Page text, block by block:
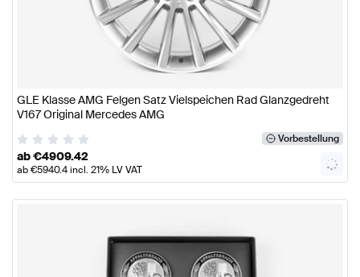
GLE Klasse AMG Felgen Satz Vielspeichen Rad Glanzgedreht
V167 Original Mercedes AMG
Vorbestellung
ab€4909.42
ab€5940.4incl. 21% LV VAT